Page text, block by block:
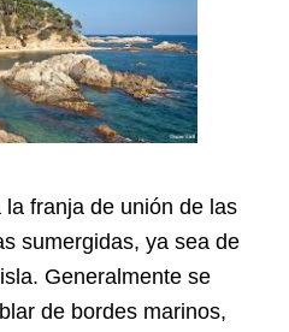
franja de unión de las
sumergidas, ya sea de
Generalmente se
de bordes marinos,